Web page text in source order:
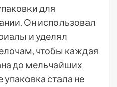
для
Он использовал
и уделял
чтобы каждая
до мельчайших
упаковка стала не